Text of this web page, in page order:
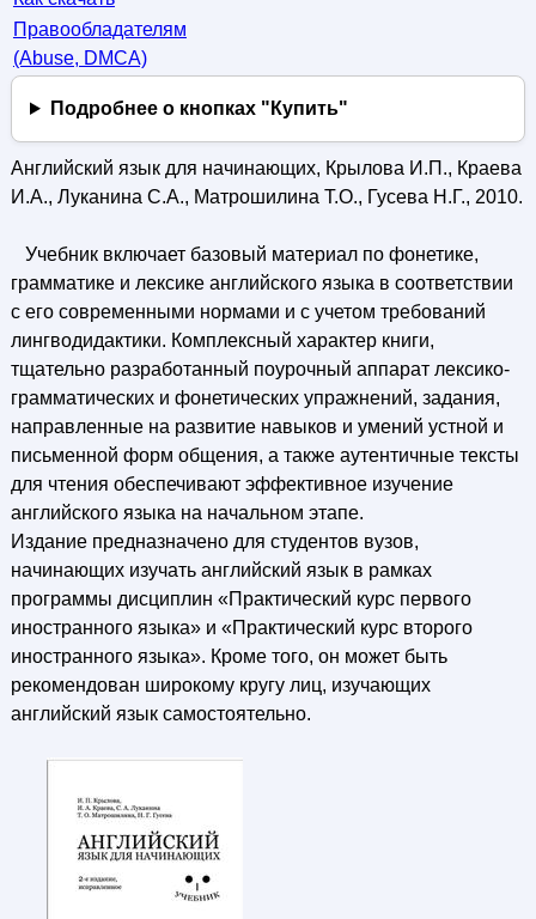
Правообладателям
(Abuse, DMСA)
Подробнее о кнопках "Купить"
Английский язык для начинающих, Крылова И.П., Краева
И.А., Луканина С.А., Матрошилина Т.О., Гусева Н.Г., 2010.
Учебник включает базовый материал по фонетике,
грамматике и лексике английского языка в соответствии
с его современными нормами и с учетом требований
лингводидактики. Комплексный характер книги,
тщательно разработанный поурочный аппарат лексико-
грамматических и фонетических упражнений, задания,
направленные на развитие навыков и умений устной и
письменной форм общения, а также аутентичные тексты
для чтения обеспечивают эффективное изучение
английского языка на начальном этапе.
Издание предназначено для студентов вузов,
начинающих изучать английский язык в рамках
программы дисциплин «Практический курс первого
иностранного языка» и «Практический курс второго
иностранного языка». Кроме того, он может быть
рекомендован широкому кругу лиц, изучающих
английский язык самостоятельно.